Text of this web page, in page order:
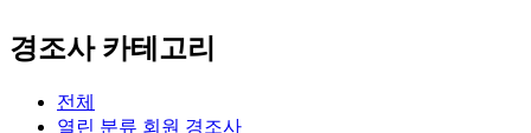
경조사 카테고리
전체
열린 분류 회원 경조사